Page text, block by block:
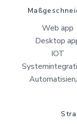
Web app
Desktop
IOT